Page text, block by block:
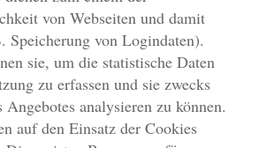
von Webseiten und damit
Speicherung von Logindaten).
sie, um die statistische Daten
zu erfassen und sie zwecks
Angebotes analysieren zu können.
auf den Einsatz der Cookies